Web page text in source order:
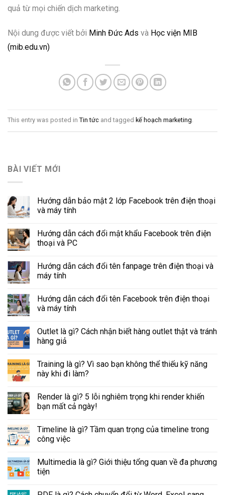
quả từ mọi chiến dịch marketing.
Nội dung được viết bởi Minh Đức Ads và Học viện MIB
(mib.edu.vn)
This entry was posted in Tin tức and tagged kế hoạch marketing.
BÀI VIẾT MỚI
Hướng dẫn bảo mật 2 lớp Facebook trên điện thoại
và máy tính
Hướng dẫn cách đổi mật khẩu Facebook trên điện
thoại và PC
Hướng dẫn cách đổi tên fanpage trên điện thoại và
máy tính
Hướng dẫn cách đổi tên Facebook trên điện thoại
và máy tính
Outlet là gì? Cách nhận biết hàng outlet thật và tránh
hàng giả
Training là gì? Vì sao bạn không thể thiếu kỹ năng
này khi đi làm?
Render là gì? 5 lỗi nghiêm trọng khi render khiến
bạn mất cả ngày!
Timeline là gì? Tầm quan trọng của timeline trong
công việc
Multimedia là gì? Giới thiệu tổng quan về đa phương
tiện